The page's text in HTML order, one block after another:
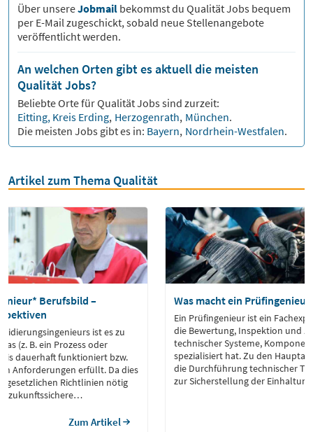
Über unsereJobmail bekommst du QualitätJobs bequem
per E-Mail zugeschickt, sobald neue Stellenangebote
veröffentlicht werden.
An welchen Orten gibt es aktuell die meisten
Qualität Jobs?
Beliebte Orte fürQualitätJobs sind zurzeit:
Eitting, Kreis Erding, Herzogenrath, München.
Die meisten Jobs gibt es in: Bayern, Nordrhein-Westfalen.
Artikel zum Thema Qualität
Berufsbild –
ist es zu
(z. B. ein Prozess oder
dauerhaft funktioniert bzw.
Anforderungen erfüllt. Da dies
gesetzlichen Richtlinien nötig
zukunftssichere
Zum Artikel
Was macht ein
Ein Prüfingenieur ist ein
die Bewertung, Inspektion und
technischer Systeme,
spezialisiert hat. Zu den
die Durchführung technischer
zur Sicherstellung der